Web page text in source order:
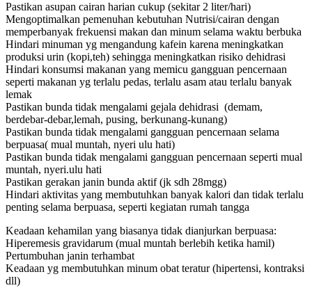
Pastikan asupan cairan harian cukup (sekitar 2 liter/hari)
Mengoptimalkan pemenuhan kebutuhan Nutrisi/cairan dengan
memperbanyak frekuensi makan dan minum selama waktu berbuka
Hindari minuman yg mengandung kafein karena meningkatkan
produksi urin (kopi,teh) sehingga meningkatkan risiko dehidrasi
Hindari konsumsi makanan yang memicu gangguan pencernaan
seperti makanan yg terlalu pedas, terlalu asam atau terlalu banyak
lemak
Pastikan bunda tidak mengalami gejala dehidrasi (demam,
berdebar-debar,lemah, pusing, berkunang-kunang)
Pastikan bunda tidak mengalami gangguan pencernaan selama
berpuasa( mual muntah, nyeri ulu hati)
Pastikan bunda tidak mengalami gangguan pencernaan seperti mual
muntah, nyeri.ulu hati
Pastikan gerakan janin bunda aktif (jk sdh 28mgg)
Hindari aktivitas yang membutuhkan banyak kalori dan tidak terlalu
penting selama berpuasa, seperti kegiatan rumah tangga
Keadaan kehamilan yang biasanya tidak dianjurkan berpuasa:
Hiperemesis gravidarum (mual muntah berlebih ketika hamil)
Pertumbuhan janin terhambat
Keadaan yg membutuhkan minum obat teratur (hipertensi, kontraksi
dll)